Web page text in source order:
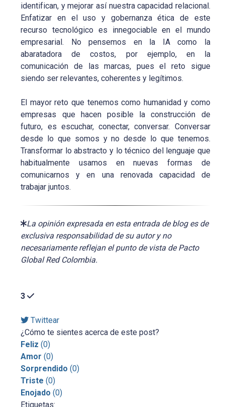
identifican, y mejorar así nuestra capacidad relacional.
Enfatizar en el uso y gobernanza ética de este
recurso tecnológico es innegociable en el mundo
empresarial. No pensemos en la IA como la
abaratadora de costos, por ejemplo, en la
comunicación de las marcas, pues el reto sigue
siendo ser relevantes, coherentes y legítimos.
El mayor reto que tenemos como humanidad y como
empresas que hacen posible la construcción de
futuro, es escuchar, conectar, conversar. Conversar
desde lo que somos y no desde lo que tenemos.
Transformar lo abstracto y lo técnico del lenguaje que
habitualmente usamos en nuevas formas de
comunicarnos y en una renovada capacidad de
trabajar juntos.
La opinión expresada en esta entrada de blog es de
exclusiva responsabilidad de su autor y no
necesariamente reflejan el punto de vista de Pacto
Global Red Colombia.
3
Twittear
¿Cómo te sientes acerca de este post?
Feliz (0)
Amor (0)
Sorprendido (0)
Triste (0)
Enojado (0)
Etiquetas: